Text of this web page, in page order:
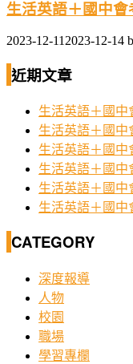
生活英語＋國中
2023-12-11 2023-12-14
近期文章
生活英語＋國中
生活英語＋國中
生活英語＋國中
生活英語＋國中
生活英語＋國中
生活英語＋國中
CATEGORY
深度報導
人物
校園
職場
學習專欄